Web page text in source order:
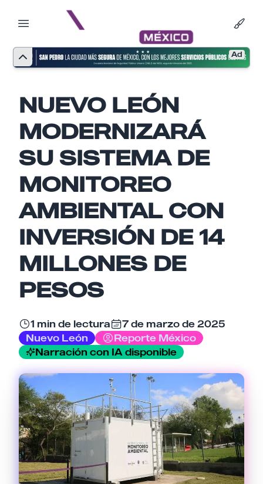
Ad
NUEVO LEÓN
MODERNIZARÁ
SU SISTEMA DE
MONITOREO
AMBIENTAL CON
INVERSIÓN DE 14
MILLONES DE
PESOS
1 min de lectura
7 de marzo de 2025
Nuevo León
Reporte México
Narración con IA disponible
Nombre
Cancelar Enviar comentario